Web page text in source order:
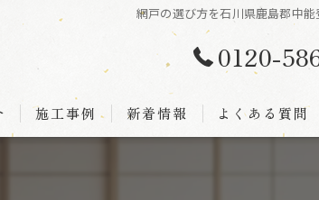
網戸の選び方を石川県鹿島郡中
0120-
施工事例 新着情報 よくある質問